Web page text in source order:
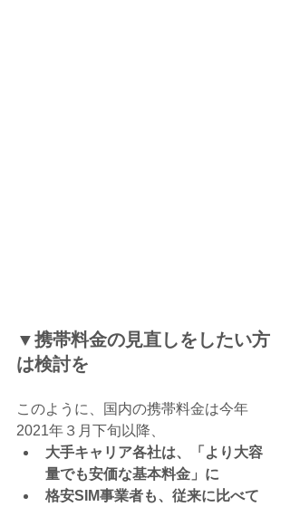
▼携帯料金の見直しをしたい方
は検討を
このように、国内の携帯料金は今年
2021年３月下旬以降、
大手キャリア各社は、「より大容
量でも安価な基本料金」に
格安SIM事業者も、従来に比べて